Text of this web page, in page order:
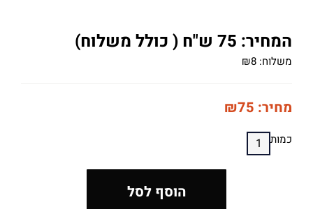
המחיר: 75 ש"ח ( כולל משלוח)
משלוח: ₪8
מחיר: ₪75
כמות
הוסף לסל